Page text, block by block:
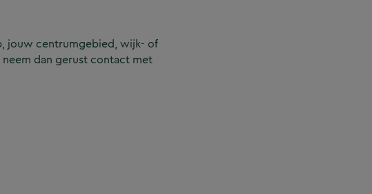
jouw centrumgebied, wijk- of
dan gerust contact met